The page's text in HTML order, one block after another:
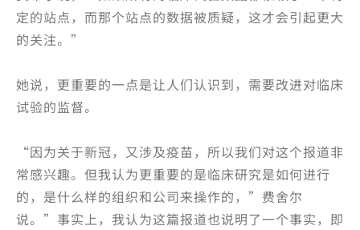
定的站点，而那个站点的数据被质疑，这才会引起更大
的关注。”
她说，更重要的一点是让人们认识到，需要改进对临床
试验的监督。
“因为关于新冠，又涉及疫苗，所以我们对这个报道非
常感兴趣。但我认为更重要的是临床研究是如何进行
的，是什么样的组织和公司来操作的，”费舍尔
说。”事实上，我认为这篇报道也说明了一个事实，即